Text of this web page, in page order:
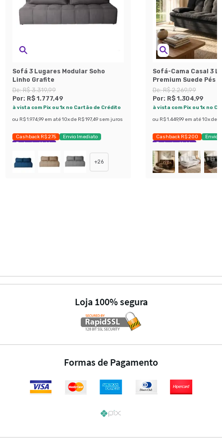
Sofá 3 Lugares Modular Soho
Linho Grafite
De:R$ 3.319,99
Por: R$ 1.777,49
à vista com Pix ou 1x no Cartão de Crédito
ou R$ 1.974,99 em até 10x de R$ 197,49 sem juros
Cashback R$ 275
Envio Imediato
Exclusivo Mobly
+26
Sofá-Cama Casal 3
Premium Suede Pés
Preto
De:R$ 2.269,99
Por: R$ 1.304,99
à vista com Pix ou 1x no
ou R$ 1.449,99 em até 10x de
Cashback R$ 200
Envio
Exclusivo Mobly